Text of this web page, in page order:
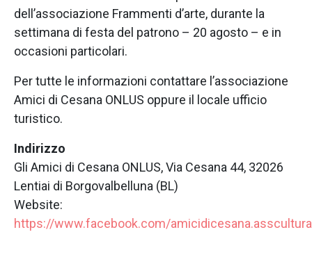
dell’associazione Frammenti d’arte, durante la
settimana di festa del patrono – 20 agosto – e in
occasioni particolari.
Per tutte le informazioni contattare l’associazione
Amici di Cesana ONLUS oppure il locale ufficio
turistico.
Indirizzo
Gli Amici di Cesana ONLUS, Via Cesana 44, 32026
Lentiai di Borgovalbelluna (BL)
Website:
https://www.facebook.com/